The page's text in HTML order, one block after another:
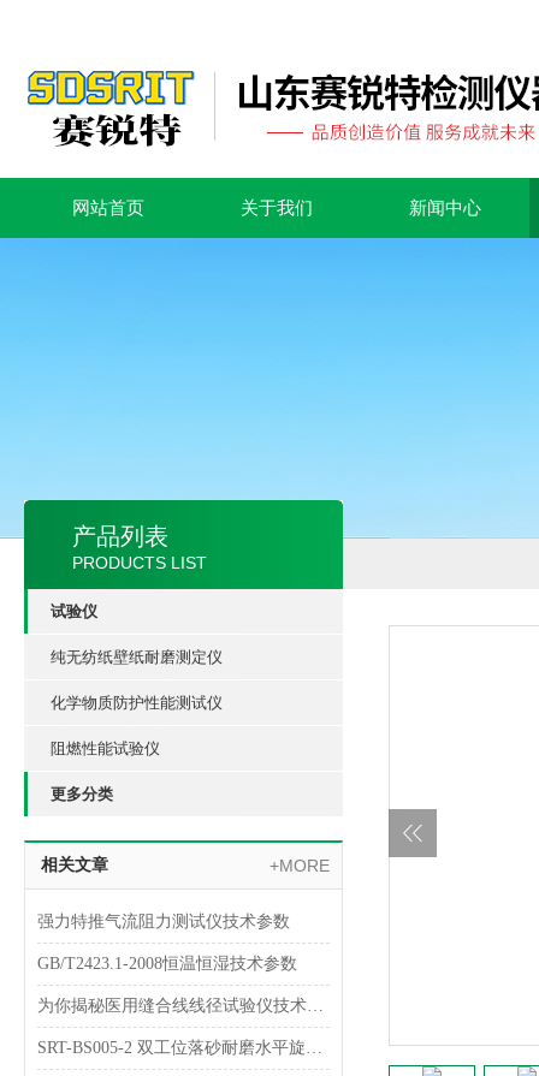
网站首页 关于我们 新闻中心
产品列表
PRODUCTS LIST
试验仪
纯无纺纸壁纸耐磨测定仪
化学物质防护性能测试仪
阻燃性能试验仪
更多分类
相关文章 +MORE
强力特推气流阻力测试仪技术参数
GB/T2423.1-2008恒温恒湿技术参数
为你揭秘医用缝合线线径试验仪技术指南
SRT-BS005-2 双工位落砂耐磨水平旋转试验仪简单介绍 符合检测标准